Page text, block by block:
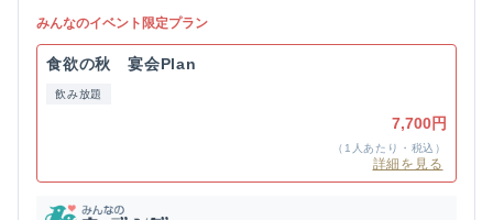
みんなのイベント限定プラン
食欲の秋 宴会Plan
飲み放題
7,700円
（1人あたり・税込）
詳細を見る